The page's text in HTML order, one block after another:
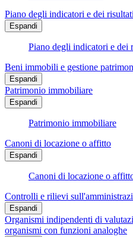
Piano degli indicatori e dei
Espandi
Piano degli indicatori e dei
Beni immobili e gestione
Espandi
Patrimonio immobiliare
Espandi
Patrimonio immobiliare
Canoni di locazione o affitto
Espandi
Canoni di locazione o
Controlli e rilievi
Espandi
Organismi indipendenti di
organismi con funzioni analoghe